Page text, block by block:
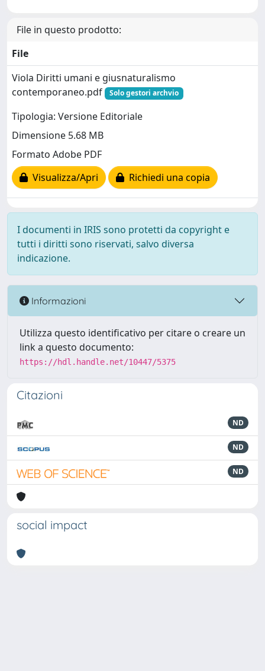
File in questo prodotto:
File
Viola Diritti umani e giusnaturalismo
contemporaneo.pdf
Solo gestori archvio
Tipologia: Versione Editoriale
Dimensione 5.68 MB
Formato Adobe PDF
Visualizza/Apri
Richiedi una copia
I documenti in IRIS sono protetti da copyright e
tutti i diritti sono riservati, salvo diversa
indicazione.
Informazioni
Utilizza questo identificativo per citare o creare un
link a questo documento:
https://hdl.handle.net/10447/5375
Citazioni
ND
ND
ND
social impact